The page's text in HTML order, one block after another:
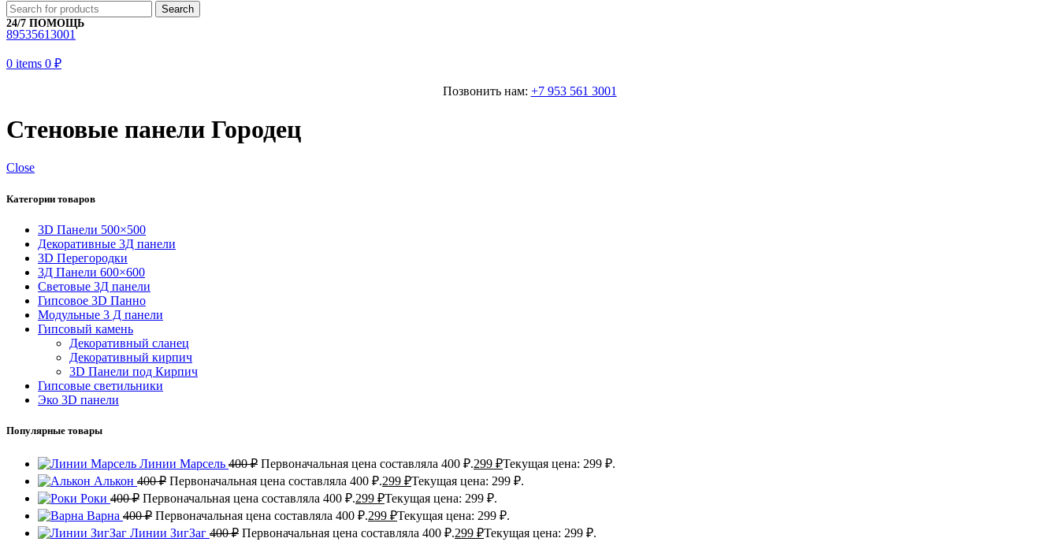
Search
24/7 ПОМОЩЬ
89535613001
0 items 0 ₽
Позвонить нам: +7 953 561 3001
Стеновые панели Городец
Close
Категории товаров
3D Панели 500×500
Декоративные 3Д панели
3D Перегородки
3Д Панели 600×600
Световые 3Д панели
Гипсовое 3D Панно
Модульные 3 Д панели
Гипсовый камень
Декоративный сланец
Декоративный кирпич
3D Панели под Кирпич
Гипсовые светильники
Эко 3D панели
Популярные товары
Линии Марсель 400₽ Первоначальная цена составляла 400 ₽.299 ₽Текущая цена: 299 ₽.
Алькон 400₽ Первоначальная цена составляла 400 ₽.299 ₽Текущая цена: 299 ₽.
Роки 400₽ Первоначальная цена составляла 400 ₽.299 ₽Текущая цена: 299 ₽.
Варна 400₽ Первоначальная цена составляла 400 ₽.299 ₽Текущая цена: 299 ₽.
Линии ЗигЗаг 400₽ Первоначальная цена составляла 400 ₽.299 ₽Текущая цена: 299 ₽.